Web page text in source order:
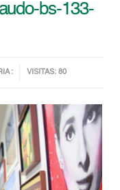
bs-133-
: VISITAS: 80